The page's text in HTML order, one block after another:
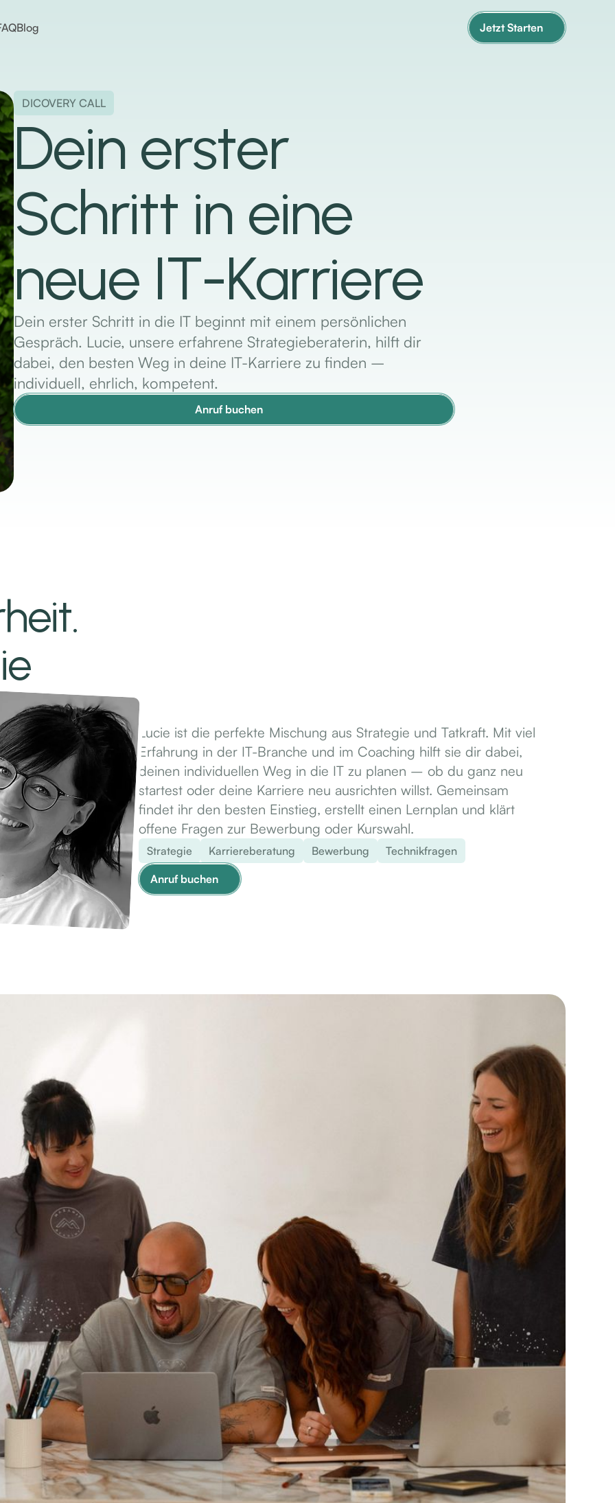
Blog Jetzt Starten
DICOVERY CALL
Dein erster
Schritt in eine
neue IT-Karriere
Dein erster Schritt in die IT beginnt mit einem persönlichen
Gespräch. Lucie, unsere erfahrene Strategie­beraterin, hilft dir
dabei, den besten Weg in deine IT-Karriere zu finden –
individuell, ehrlich, kompetent.
Anruf buchen
Lucie ist die perfekte Mischung aus Strategie und Tatkraft. Mit viel
Erfahrung in der IT-Branche und im Coaching hilft sie dir dabei,
deinen individuellen Weg in die IT zu planen – ob du ganz neu
startest oder deine Karriere neu ausrichten willst. Gemeinsam
findet ihr den besten Einstieg, erstellt einen Lernplan und klärt
offene Fragen zur Bewerbung oder Kurswahl.
Strategie Karriereberatung Bewerbung Technikfragen
Anruf buchen